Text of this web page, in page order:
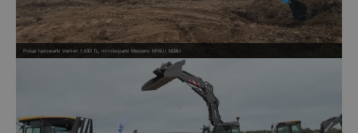
Pokaz ładowarki Venieri 1.63D TL, minikoparki Messersi M16U i M28U